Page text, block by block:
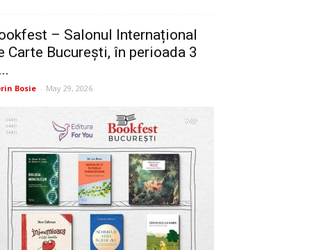
– Salonul Internațional
Carte București, în perioada 3
Bosie - May 29, 2026